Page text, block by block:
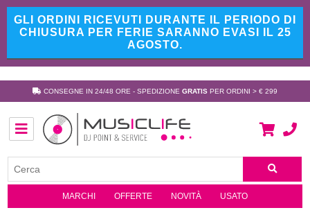
GLI ORDINI RICEVUTI DURANTE IL PERIODO DI
CHIUSURA PER FERIE SARANNO EVASI IL 25
AGOSTO.
CONSEGNE IN 24/48 ORE - SPEDIZIONE GRATIS PER ORDINI > € 299
MARCHI OFFERTE NOVITÀ USATO